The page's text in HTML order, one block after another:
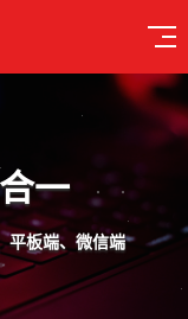
一
平板端、微信端